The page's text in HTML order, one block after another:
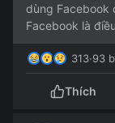
dùng Facebook
Facebook là
313·93
Thích